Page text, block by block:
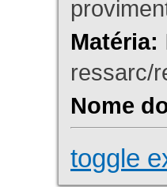
Matéria:
ressarc/
Nome
toggle